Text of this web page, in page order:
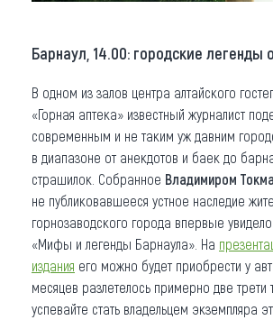
Барнаул, 14.00: городские легенды
В одном из залов центра алтайского
«Горная аптека» известный журналист
современным и не таким уж давним
в диапазоне от анекдотов и баек до
страшилок. Собранное Владимиром
не публиковавшееся устное наследие
горнозаводского города впервые
«Мифы и легенды Барнаула». На
издания его можно будет приобрести у
месяцев разлетелось примерно две трети
успевайте стать владельцем экземпляра